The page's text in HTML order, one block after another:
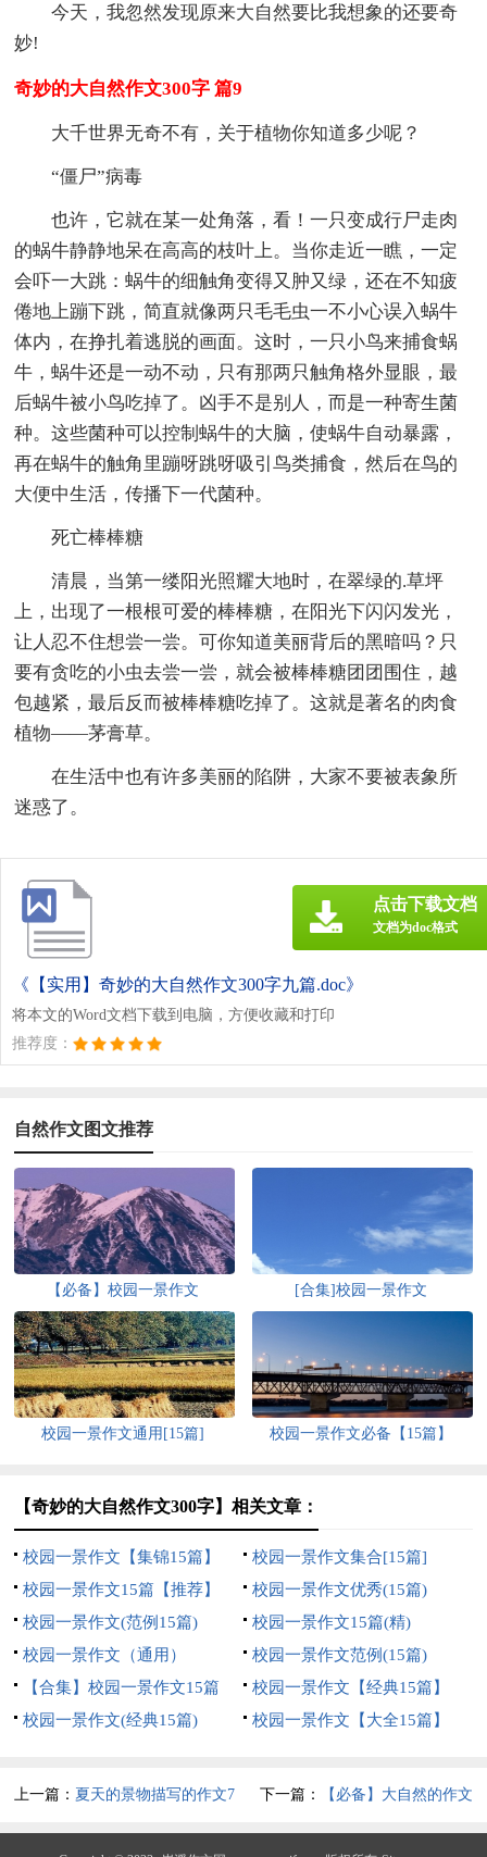
今天，我忽然发现原来大自然要比我想象的还要奇
妙!
奇妙的大自然作文300字 篇9
大千世界无奇不有，关于植物你知道多少呢？
“僵尸”病毒
也许，它就在某一处角落，看！一只变成行尸走肉
的蜗牛静静地呆在高高的枝叶上。当你走近一瞧，一定
会吓一大跳：蜗牛的细触角变得又肿又绿，还在不知疲
倦地上蹦下跳，简直就像两只毛毛虫一不小心误入蜗牛
体内，在挣扎着逃脱的画面。这时，一只小鸟来捕食蜗
牛，蜗牛还是一动不动，只有那两只触角格外显眼，最
后蜗牛被小鸟吃掉了。凶手不是别人，而是一种寄生菌
种。这些菌种可以控制蜗牛的大脑，使蜗牛自动暴露，
再在蜗牛的触角里蹦呀跳呀吸引鸟类捕食，然后在鸟的
大便中生活，传播下一代菌种。
死亡棒棒糖
清晨，当第一缕阳光照耀大地时，在翠绿的.草坪
上，出现了一根根可爱的棒棒糖，在阳光下闪闪发光，
让人忍不住想尝一尝。可你知道美丽背后的黑暗吗？只
要有贪吃的小虫去尝一尝，就会被棒棒糖团团围住，越
包越紧，最后反而被棒棒糖吃掉了。这就是著名的肉食
植物——茅膏草。
在生活中也有许多美丽的陷阱，大家不要被表象所
迷惑了。
《【实用】奇妙的大自然作文300字九篇.doc》
将本文的Word文档下载到电脑，方便收藏和打印
推荐度：
点击下载文档
文档为doc格式
自然作文图文推荐
【必备】校园一景作文 [合集]校园一景作文
校园一景作文通用[15篇] 校园一景作文必备【15篇】
【奇妙的大自然作文300字】相关文章：
校园一景作文【集锦15篇】
校园一景作文集合[15篇]
校园一景作文15篇【推荐】
校园一景作文优秀(15篇)
校园一景作文(范例15篇)
校园一景作文15篇(精)
校园一景作文（通用）
校园一景作文范例(15篇)
【合集】校园一景作文15篇
校园一景作文【经典15篇】
校园一景作文(经典15篇)
校园一景作文【大全15篇】
上一篇： 夏天的景物描写的作文7 下一篇： 【必备】大自然的作文